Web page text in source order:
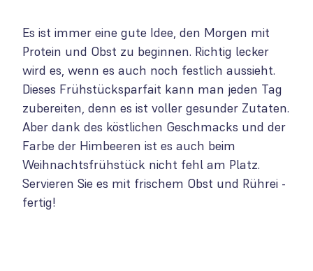
Es ist immer eine gute Idee, den Morgen mit
Protein und Obst zu beginnen. Richtig lecker
wird es, wenn es auch noch festlich aussieht.
Dieses Frühstücksparfait kann man jeden Tag
zubereiten, denn es ist voller gesunder Zutaten.
Aber dank des köstlichen Geschmacks und der
Farbe der Himbeeren ist es auch beim
Weihnachtsfrühstück nicht fehl am Platz.
Servieren Sie es mit frischem Obst und Rührei -
fertig!